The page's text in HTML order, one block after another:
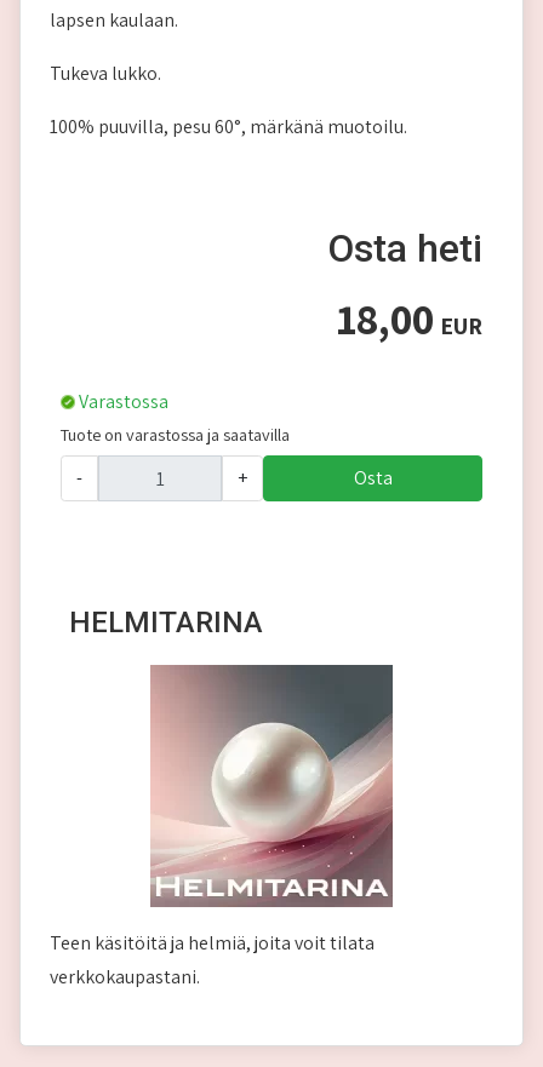
lapsen kaulaan.
Tukeva lukko.
100% puuvilla, pesu 60°, märkänä muotoilu.
Osta heti
18,00 EUR
Varastossa
Tuote on varastossa ja saatavilla
- + Osta
HELMITARINA
Teen käsitöitä ja helmiä, joita voit tilata
verkkokaupastani.